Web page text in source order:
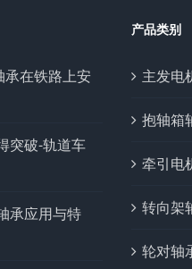
承在铁路上安
突破-轨道车
承应用与特
产品类别
主发电
抱轴箱
牵引电
转向架
轮对轴